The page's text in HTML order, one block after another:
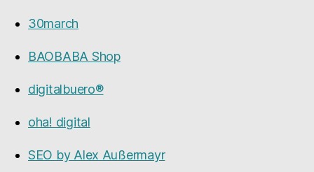
30march
BAOBABA Shop
digitalbuero®
oha! digital
SEO by Alex Außermayr